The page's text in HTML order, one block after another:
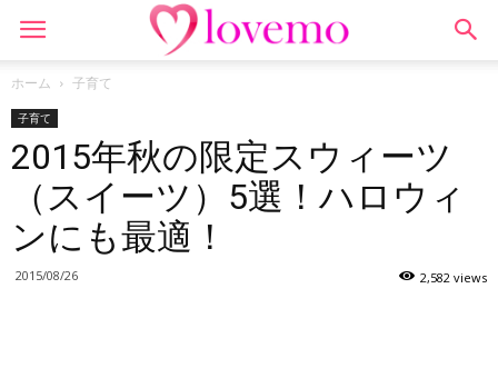
ホーム 子育て
子育て
2015年秋の限定スウィーツ
（スイーツ）5選！ハロウィ
ンにも最適！
2015/08/26 2,582 views